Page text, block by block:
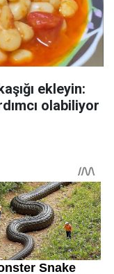
ekleyin:
olabiliyor